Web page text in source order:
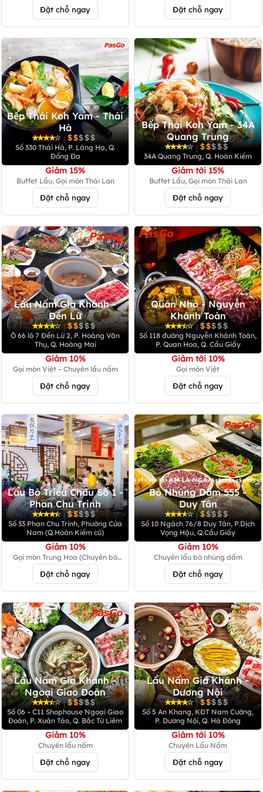
Đặt chỗ ngay Đặt chỗ ngay
Bếp Thái Koh Yam - Thái
Hà
|
Số 330 Thái Hà, P. Láng Hạ, Q.
Đống Đa
Giảm 15%
Buffet Lẩu, Gọi món Thái Lan
Đặt chỗ ngay
Bếp Thái Koh Yam - 34A
Quang Trung
|
34A Quang Trung, Q. Hoàn Kiếm
Giảm tới 15%
Buffet Lẩu, Gọi món Thái Lan
Đặt chỗ ngay
Lẩu Nấm Gia Khánh -
Đền Lừ
|
Ô 66 lô 7 Đền Lừ 2, P. Hoàng Văn
Thụ, Q. Hoàng Mai
Giảm 10%
Gọi món Việt – Chuyên lẩu nấm
Đặt chỗ ngay
Quán Nhỏ - Nguyễn
Khánh Toàn
|
Số 118 đường Nguyễn Khánh Toàn,
P. Quan Hoa, Q. Cầu Giấy
Giảm tới 10%
Gọi món Việt
Đặt chỗ ngay
Lẩu Bò Triều Châu Số 1 -
Phan Chu Trinh
|
Số 33 Phan Chu Trinh, Phường Cửa
Nam (Q.Hoàn Kiếm cũ)
Giảm 10%
Gọi món Trung Hoa (Chuyên bò
Đặt chỗ ngay
Bò Nhúng Dấm 555 -
Duy Tân
|
Số 10 Ngách 76/8 Duy Tân, P.Dịch
Vọng Hậu, Q.Cầu Giấy
Giảm 10%
Chuyên lẩu bò nhúng dấm
Đặt chỗ ngay
Lẩu Nấm Gia Khánh -
Ngoại Giao Đoàn
|
Số 06 – C11 Shophouse Ngoại Giao
Đoàn, P. Xuân Tảo, Q. Bắc Từ Liêm
Giảm 10%
Chuyên lẩu nấm
Đặt chỗ ngay
Lẩu Nấm Gia Khánh -
Dương Nội
|
Số 5 An Khang, KĐT Nam Cường,
P. Dương Nội, Q. Hà Đông
Giảm tới 10%
Chuyên Lẩu Nấm
Đặt chỗ ngay